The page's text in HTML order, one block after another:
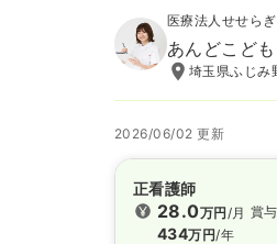
医療法人せせらぎ
あんどこど
埼玉県ふじみ
2026/06/02 更新
正看護師
28.0万円/月
434万円/年
賞